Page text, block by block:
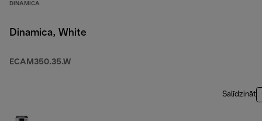
DINAMICA
Dinamica, White
ECAM350.35.W
Salīdzināt